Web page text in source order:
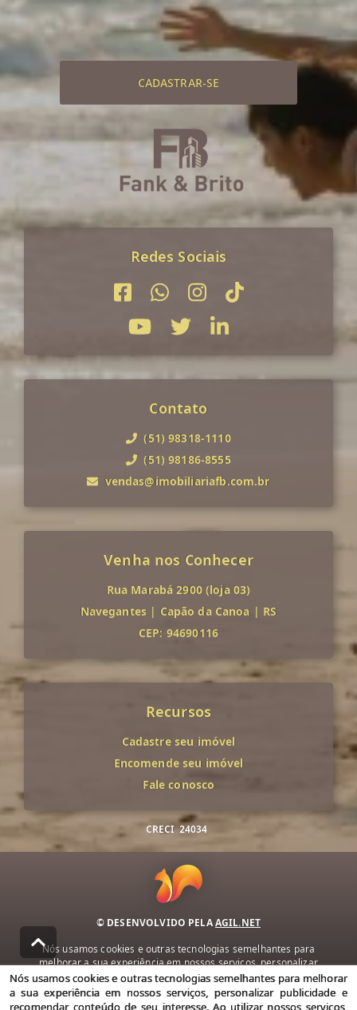
CADASTRAR-SE
Redes Sociais
Contato
(51) 98318-1110
(51) 98186-8555
vendas@imobiliariafb.com.br
Venha nos Conhecer
Rua Marabá 2900 (loja 03)
Navegantes | Capão da Canoa | RS
CEP: 94690116
Recursos
Cadastre seu imóvel
Encomende seu imóvel
Fale conosco
CRECI 24034
© DESENVOLVIDO PELAAGIL.NET
Nós usamos cookies e outras tecnologias semelhantes para
melhorar a sua experiência em nossos serviços, personalizar
publicidade e recomendar conteúdo de seu interesse. Ao utilizar
nossos serviços, você concorda com nossa política de privacidade e
termos de uso.
Nós usamos cookies e outras tecnologias semelhantes para melhorar
a sua experiência em nossos serviços, personalizar publicidade e
recomendar conteúdo de seu interesse. Ao utilizar nossos serviços,